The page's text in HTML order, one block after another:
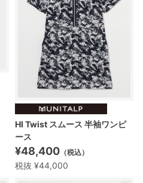
HI Twist スムース 半袖ワンピ
ース
¥48,400 （税込）
税抜 ¥44,000